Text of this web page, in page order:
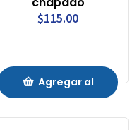
$115.00
Agregar al